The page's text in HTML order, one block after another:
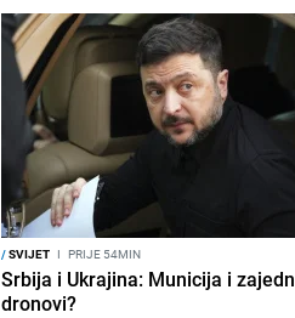
/SVIJET I PRIJE 54MIN
Srbija i Ukrajina: Municija i
dronovi?